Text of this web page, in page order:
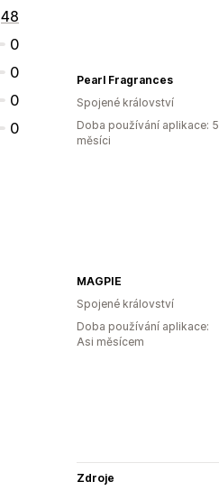
48
0
0
0
0
Pearl Fragrances
Spojené království
Doba používání aplikace: 5
měsíci
MAGPIE
Spojené království
Doba používání aplikace:
Asi měsícem
Zdroje